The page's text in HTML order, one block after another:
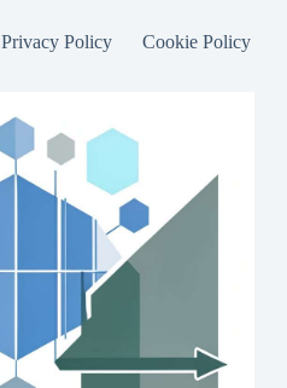
Privacy Policy Cookie Policy